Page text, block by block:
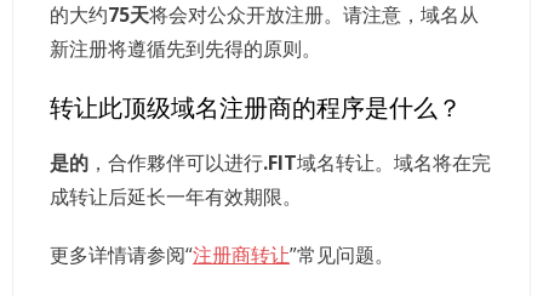
的大约75天将会对公众开放注册。请注意，域名从
新注册将遵循先到先得的原则。
转让此顶级域名注册商的程序是什么？
是的 ，合作夥伴可以进行.FIT域名转让。域名将在完
成转让后延长一年有效期限。
更多详情请参阅“注册商转让”常见问题。